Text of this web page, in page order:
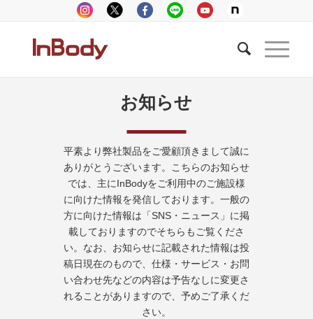
お知らせ
平素より弊社製品をご愛顧頂きまして誠に
ありがとうございます。こちらのお知らせ
では、主にInBodyをご利用中のご施設様
に向けた情報を発信しております。一般の
方に向けた情報は「SNS・ニュース」に掲
載しておりますのでそちらもご覧くださ
い。なお、お知らせに記載された情報は投
稿日現在のもので、仕様・サービス・お問
い合わせ先などの内容は予告なしに変更さ
れることがありますので、予めご了承くだ
さい。